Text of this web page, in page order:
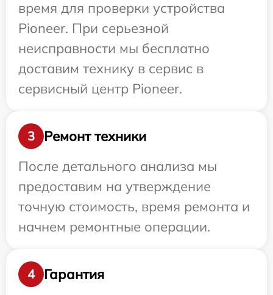
время для проверки устройства
Pioneer. При серьезной
неисправности мы бесплатно
доставим технику в сервис в
сервисный центр Pioneer.
3
Ремонт техники
После детального анализа мы
предоставим на утверждение
точную стоимость, время ремонта и
начнем ремонтные операции.
4
Гарантия